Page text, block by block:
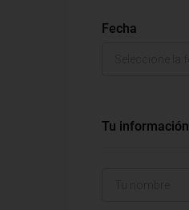
Fecha
Tu información